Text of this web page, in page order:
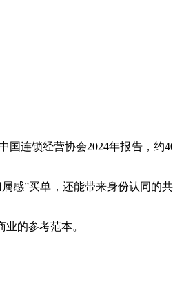
连锁经营协会2024年报告，约
感”买单，还能带来身份认同的
的参考范本。